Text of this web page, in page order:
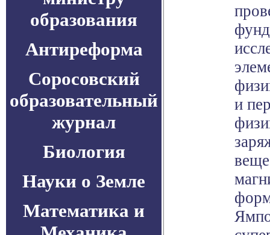
образования
Антиреформа
Соросовский
образовательный
журнал
Биология
Науки о Земле
Математика и
и